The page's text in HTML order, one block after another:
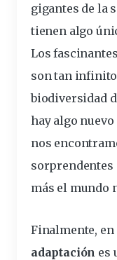
gigantes de la
tienen algo
Los
son tan
biodiversidad
hay algo
nos
sorprendentes
más el mundo
Finalmente,
adaptación es